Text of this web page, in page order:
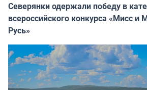
Северянки одержали победу в
всероссийского конкурса «Мисс и
Русь»